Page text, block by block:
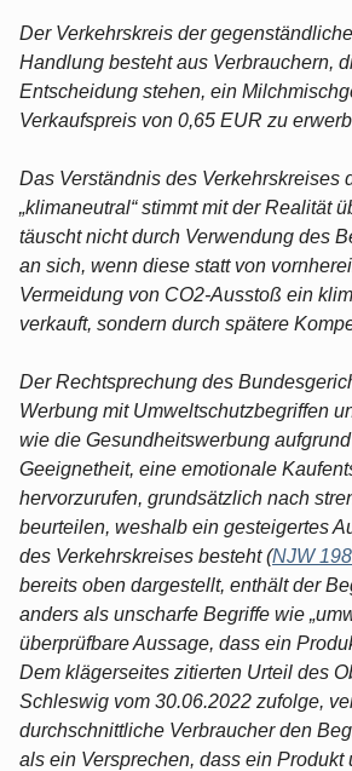
Der Verkehrskreis der
Handlung besteht aus Verbrauchern,
Entscheidung stehen, ein
Verkaufspreis von 0,65 EUR zu
Das Verständnis des Verkehrskreises
„klimaneutral“ stimmt mit der Realität
täuscht nicht durch Verwendung des
an sich, wenn diese statt von
Vermeidung von CO2-Ausstoß ein
verkauft, sondern durch spätere
Der Rechtsprechung des
Werbung mit Umweltschutzbegriffen
wie die Gesundheitswerbung
Geeignetheit, eine emotionale
hervorzurufen, grundsätzlich nach
beurteilen, weshalb ein gesteigertes
des Verkehrskreises besteht (NJW
bereits oben dargestellt, enthält der
anders als unscharfe Begriffe wie
überprüfbare Aussage, dass ein
Dem klägerseites zitierten Urteil des
Schleswig vom 30.06.2022 zufolge,
durchschnittliche Verbraucher den
als ein Versprechen, dass ein Produkt